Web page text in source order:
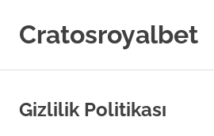
contentCratosroyalbet
Gizlilik Politikası